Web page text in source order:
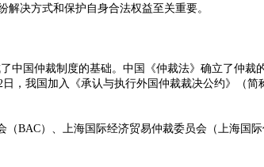
决方式和保护自身合法权益至关重要。
国仲裁制度的基础。中国《仲裁法》确立了仲
，我国加入《承认与执行外国仲裁裁决公约》（
BAC）、上海国际经济贸易仲裁委员会（上海国